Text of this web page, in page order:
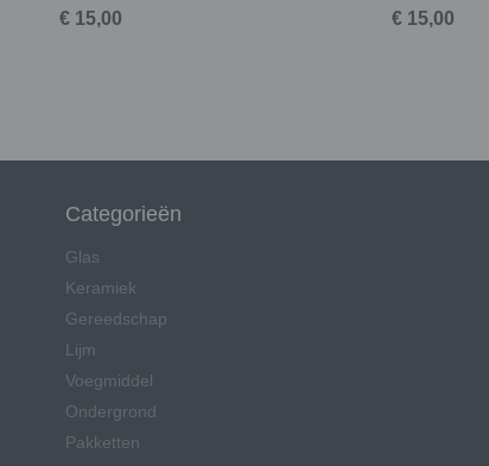
€ 15,00 € 15,00
Categorieën
Glas
Keramiek
Gereedschap
Lijm
Voegmiddel
Ondergrond
Pakketten